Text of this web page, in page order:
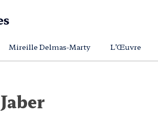
Mireille Delmas-Marty L’Œuvre